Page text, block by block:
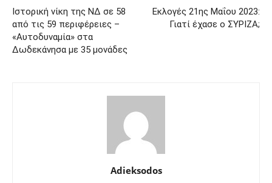
Ιστορική νίκη της ΝΔ σε 58
από τις 59 περιφέρειες –
«Αυτοδυναμία» στα
Δωδεκάνησα με 35 μονάδες
Εκλογές 21ης Μαΐου 2023:
Γιατί έχασε ο ΣΥΡΙΖΑ;
Adieksodos